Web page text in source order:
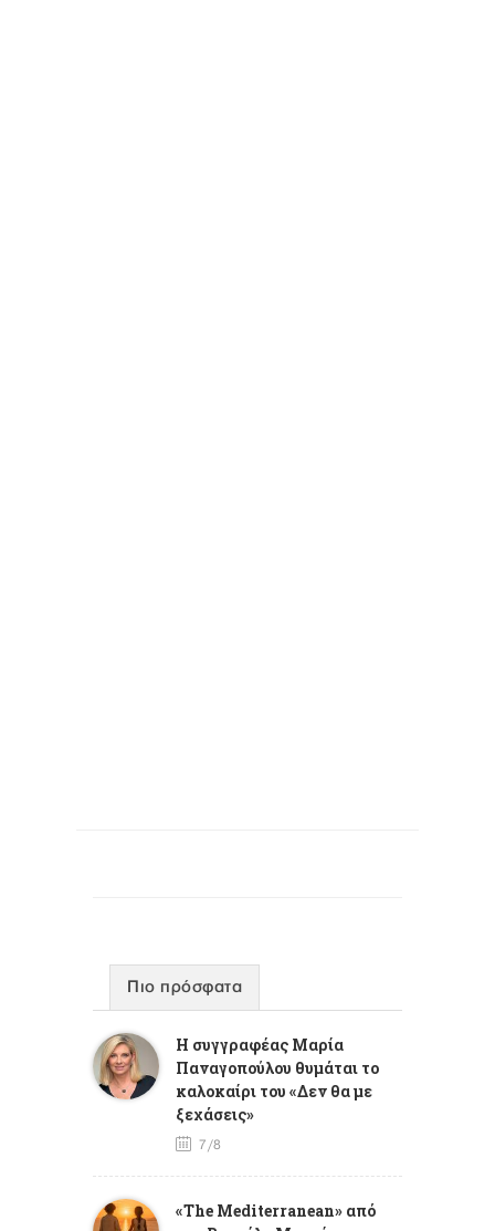
Πιο πρόσφατα
Η συγγραφέας Μαρία
Παναγοπούλου θυμάται το
καλοκαίρι του «Δεν θα με
ξεχάσεις»
7/8
«The Mediterranean» από